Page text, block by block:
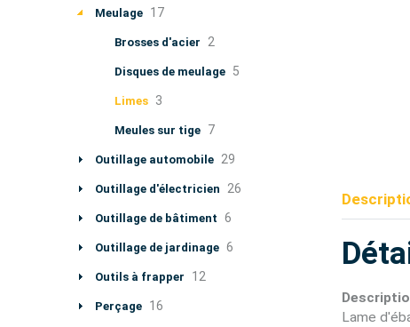
Lame
Meulage 17
Brosses d'acier 2
Disques de meulage 5
Limes 3
Meules sur tige 7
Outillage automobile 29
Outillage d'électricien 26
Outillage de bâtiment 6
Outillage de jardinage 6
Outils à frapper 12
Perçage 16